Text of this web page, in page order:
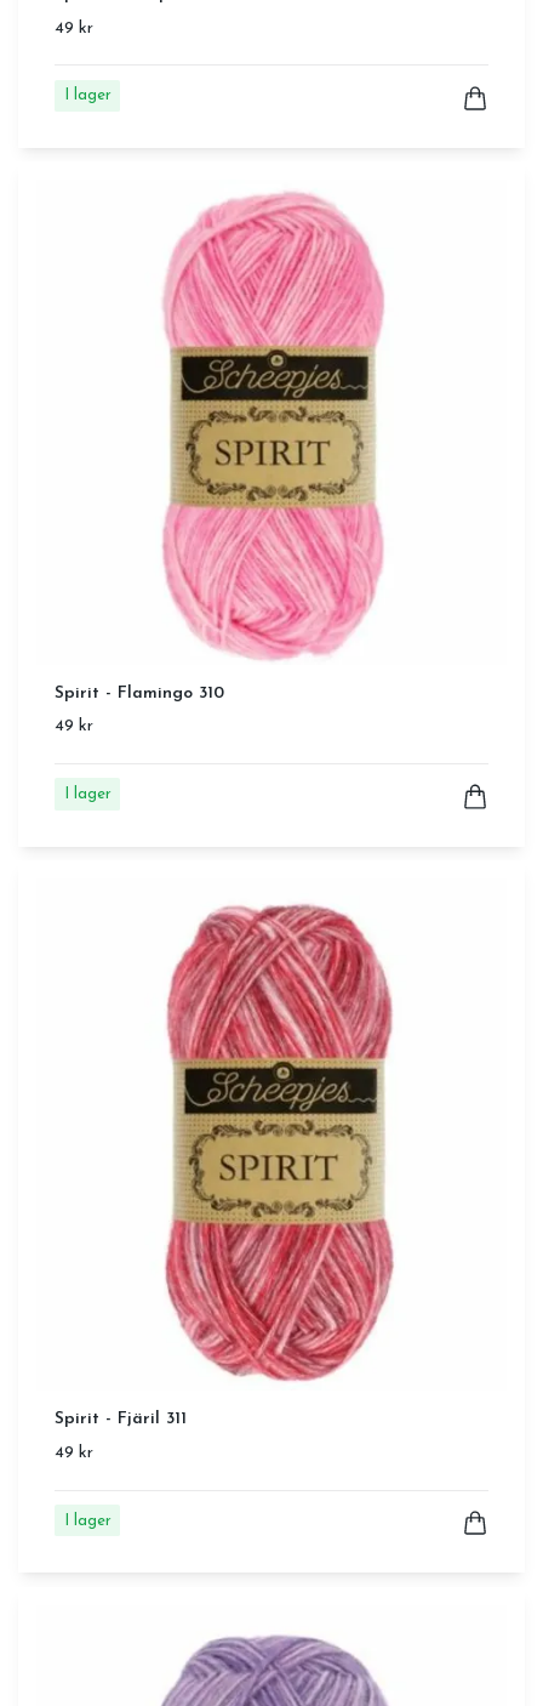
49 kr
I lager
Spirit - Flamingo 310
49 kr
I lager
Spirit - Fjäril 311
49 kr
I lager